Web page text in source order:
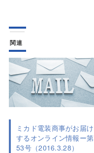
関連
ミカド電装商事がお届け
するオンライン情報ー第
53号（2016.3.28）